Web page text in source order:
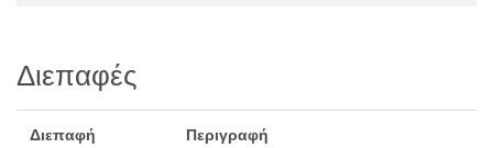
Διεπαφές
Διεπαφή Περιγραφή